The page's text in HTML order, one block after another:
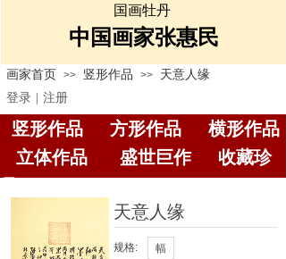
国画牡丹
中国画家张惠民
画家首页 >> 竖形作品 >> 天意人缘
登录 注册
竖形作品 方形作品 横形作品
立体作品
盛世巨作
收藏珍
天意人缘
规格: 幅